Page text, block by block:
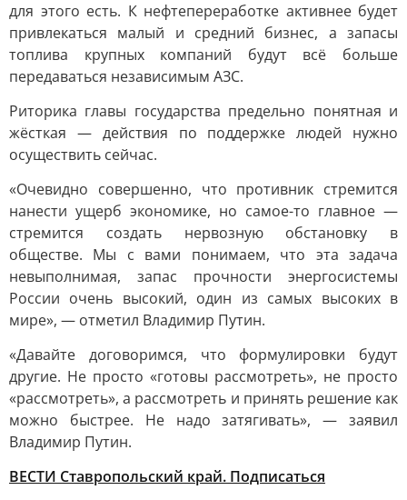
для этого есть. К нефтепереработке активнее будет
привлекаться малый и средний бизнес, а запасы
топлива крупных компаний будут всё больше
передаваться независимым АЗС.
Риторика главы государства предельно понятная и
жёсткая — действия по поддержке людей нужно
осуществить сейчас.
«Очевидно совершенно, что противник стремится
нанести ущерб экономике, но самое-то главное —
стремится создать нервозную обстановку в
обществе. Мы с вами понимаем, что эта задача
невыполнимая, запас прочности энергосистемы
России очень высокий, один из самых высоких в
мире», — отметил Владимир Путин.
«Давайте договоримся, что формулировки будут
другие. Не просто «готовы рассмотреть», не просто
«рассмотреть», а рассмотреть и принять решение как
можно быстрее. Не надо затягивать», — заявил
Владимир Путин.
ВЕСТИ Ставропольский край. Подписаться